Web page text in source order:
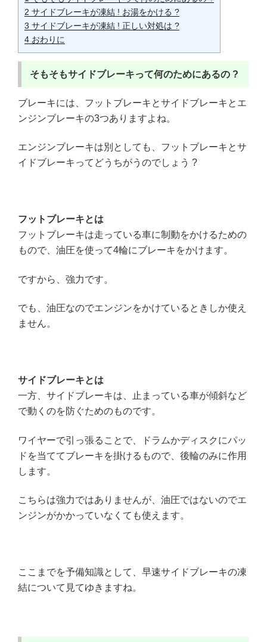
2 サイドブレーキが凍結 ! お湯をかける ?
3 サイドブレーキが凍結 ! 正しい対処は ?
4 おわりに
そもそもサイドブレーキって何のためにあるの ?
ブレーキには、フットブレーキとサイドブレーキとエ
ンジンブレーキの3つありますよね。
エンジンブレーキは別としても、フットブレーキとサ
イドブレーキってどうちがうのでしょう ?
フットブレーキとは
フットブレーキは走っている車に制動をかけるための
もので、油圧を使って4輪にブレーキをかけます。
ですから、強力です。
でも、油圧なのでエンジンをかけているときしか使え
ません。
サイドブレーキとは
一方、サイドブレーキは、止まっている車が傾斜など
で動くのを防ぐためのものです。
ワイヤーで引っ張ることで、ドラムかディスクにパッ
ドを当ててブレーキを掛けるもので、後輪のみに作用
します。
こちらは強力ではありませんが、油圧ではないのでエ
ンジンがかかっていなくても使えます。
ここまでを予備知識として、早速サイドブレーキの凍
結について見てゆきますね。